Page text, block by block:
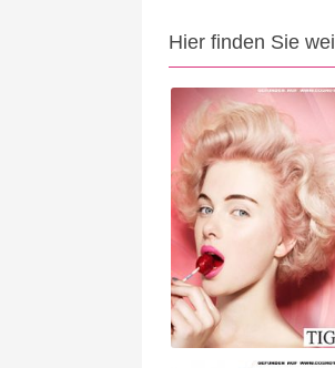
Hier finden Sie